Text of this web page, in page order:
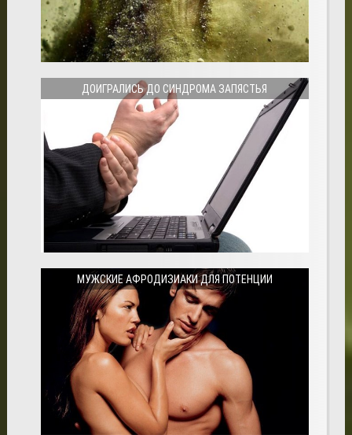
ДОИГРАЛИСЬ ДО СИНДРОМА ЗАПЯСТЬЯ
МУЖСКИЕ АФРОДИЗИАКИ ДЛЯ ПОТЕНЦИИ